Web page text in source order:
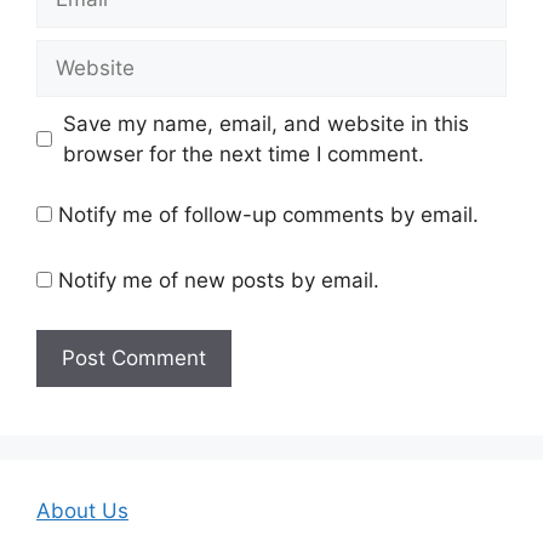
Save my name, email, and website in this
browser for the next time I comment.
Notify me of follow-up comments by email.
Notify me of new posts by email.
About Us